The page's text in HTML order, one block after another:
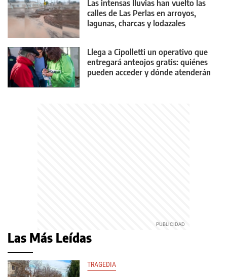
Las intensas lluvias han vuelto las
calles de Las Perlas en arroyos,
lagunas, charcas y lodazales
Llega a Cipolletti un operativo que
entregará anteojos gratis: quiénes
pueden acceder y dónde atenderán
Las Más Leídas
TRAGEDIA